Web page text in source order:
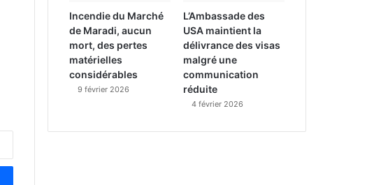
Incendie du Marché
de Maradi, aucun
mort, des pertes
matérielles
considérables
9 février 2026
L’Ambassade des
USA maintient la
délivrance des visas
malgré une
communication
réduite
4 février 2026